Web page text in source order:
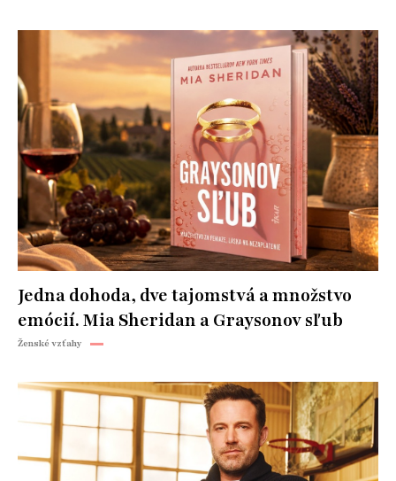
Jedna dohoda, dve tajomstvá a množstvo
emócií. Mia Sheridan a Graysonov sľub
Ženské vzťahy